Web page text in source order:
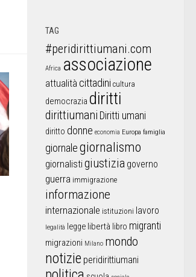
TAG
#peridirittiumani.com
Africa associazione
attualità cittadini cultura
democrazia diritti
dirittiumani Diritti umani
diritto donne economia Europa famiglia
giornalegiornalismo
giornalistigiustizia governo
guerra immigrazione
informazione
internazionale istituzioni lavoro
legalità legge libertà libro migranti
migrazioni Milano mondo
notizie peridirittiumani